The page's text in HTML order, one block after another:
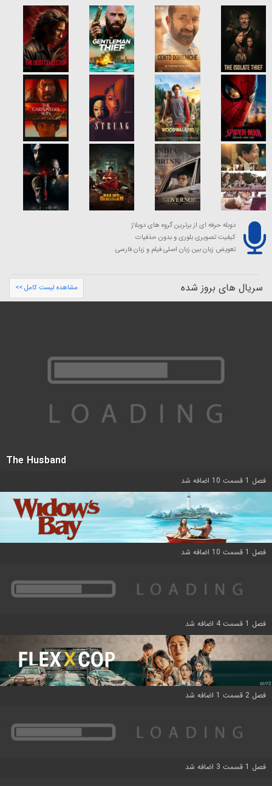
دوبله حرفه ای از برترین گروه های دوبلاژ
کیفیت تصویری بلوری و بدون حذفیات
تعویض زبان بین زبان اصلی فیلم و زبان فارسی
سریال های بروز شده مشاهده لیست کامل >>
The Husband
فصل 1 قسمت 10 اضافه شد
فصل 1 قسمت 10 اضافه شد
فصل 1 قسمت 4 اضافه شد
فصل 2 قسمت 1 اضافه شد
فصل 1 قسمت 3 اضافه شد